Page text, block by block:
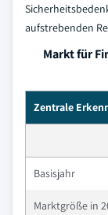
aufstrebenden
Markt für
Zentrale
Basisjahr
Marktgröße in